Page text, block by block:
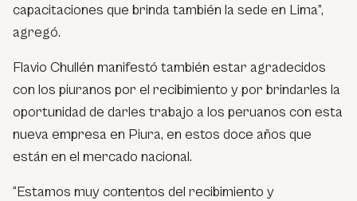
capacitaciones que brinda también la sede en Lima”,
agregó.
Flavio Chullén manifestó también estar agradecidos
con los piuranos por el recibimiento y por brindarles la
oportunidad de darles trabajo a los peruanos con esta
nueva empresa en Piura, en estos doce años que
están en el mercado nacional.
“Estamos muy contentos del recibimiento y